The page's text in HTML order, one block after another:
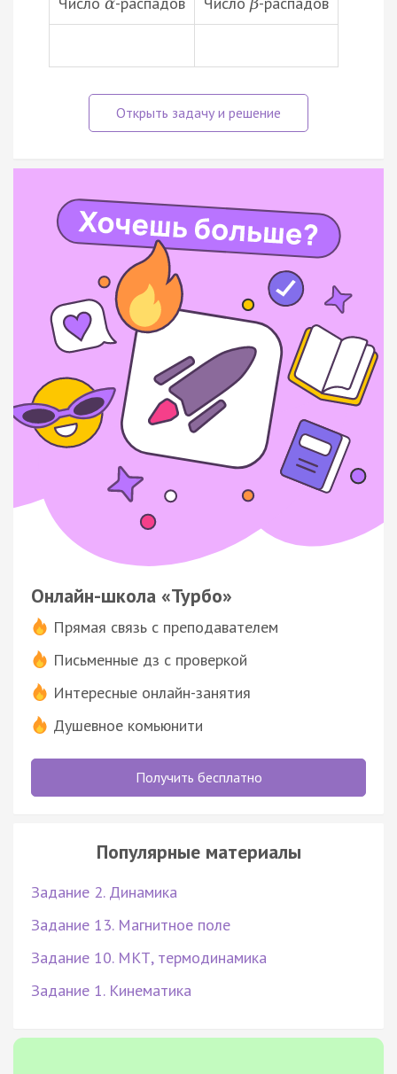
Онлайн-школа «Турбо»
Прямая связь с преподавателем
Письменные дз с проверкой
Интересные онлайн-занятия
Душевное комьюнити
Получить бесплатно
Популярные материалы
Задание 2. Динамика
Задание 13. Магнитное поле
Задание 10. МКТ, термодинамика
Задание 1. Кинематика